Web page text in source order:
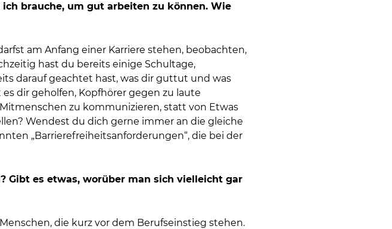
brauche, um gut arbeiten zu können. Wie
am Anfang einer Karriere stehen, beobachten,
hast du bereits einige Schultage,
darauf geachtet hast, was dir guttut und was
dir geholfen, Kopfhörer gegen zu laute
zu kommunizieren, statt von Etwas
Wendest du dich gerne immer an die gleiche
„Barrierefreiheitsanforderungen“, die bei der
Gibt es etwas, worüber man sich vielleicht gar
die kurz vor dem Berufseinstieg stehen.